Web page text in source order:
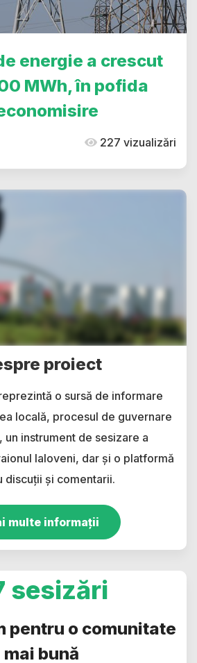
energie a crescut
MWh, în pofida
227 vizualizări
proiect
o sursă de informare
locală, procesul de guvernare
un instrument de sesizare a
Ialoveni, dar și o platformă
discuții și comentarii.
multe informații
sesizări
pentru o comunitate
mai bună